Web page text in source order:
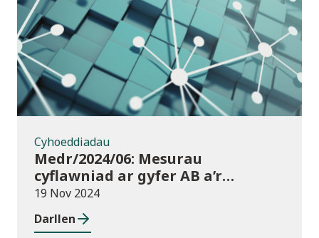
Cyhoeddiadau
Cyhoeddiadau
Medr/2024/06: Mesurau
cyflawniad ar gyfer AB a’r
chweched dosbarth:
Ymgynghoriad ar drosglwyddo
rhwng cyrsiau ar gyfer 2023/24
19 Nov 2024
Darllen